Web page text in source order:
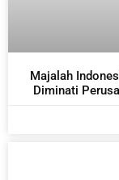
Majalah
Diminati